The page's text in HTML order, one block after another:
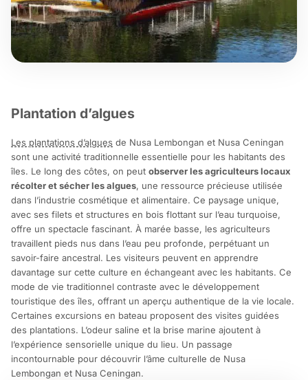
Plantation d’algues
Les plantations d’algues de Nusa Lembongan et Nusa Ceningan
sont une activité traditionnelle essentielle pour les habitants des
îles. Le long des côtes, on peut observer les agriculteurs locaux
récolter et sécher les algues, une ressource précieuse utilisée
dans l’industrie cosmétique et alimentaire. Ce paysage unique,
avec ses filets et structures en bois flottant sur l’eau turquoise,
offre un spectacle fascinant. À marée basse, les agriculteurs
travaillent pieds nus dans l’eau peu profonde, perpétuant un
savoir-faire ancestral. Les visiteurs peuvent en apprendre
davantage sur cette culture en échangeant avec les habitants. Ce
mode de vie traditionnel contraste avec le développement
touristique des îles, offrant un aperçu authentique de la vie locale.
Certaines excursions en bateau proposent des visites guidées
des plantations. L’odeur saline et la brise marine ajoutent à
l’expérience sensorielle unique du lieu. Un passage
incontournable pour découvrir l’âme culturelle de Nusa
Lembongan et Nusa Ceningan.